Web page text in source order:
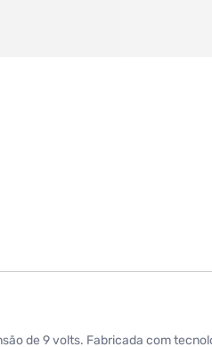
de 9 volts. Fabricada com